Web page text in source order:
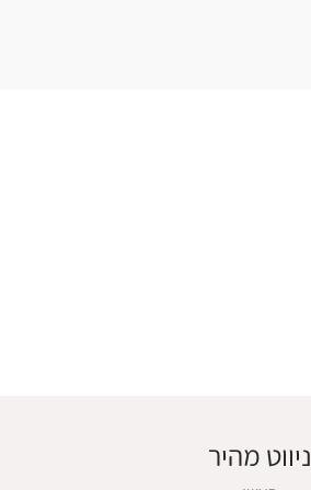
ניווט מהיר